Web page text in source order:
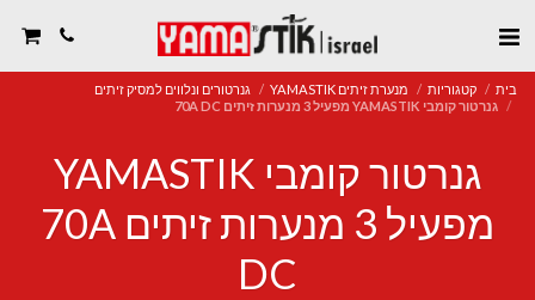
בית קטגוריות מנערת זיתים YAMASTIK
גנרטורים ונלווים למסיק זיתים
גנרטור קומבי YAMASTIK מפעיל 3 מנערות זיתים 70A DC
גנרטור קומבי YAMASTIK
מפעיל 3 מנערות זיתים 70A
DC